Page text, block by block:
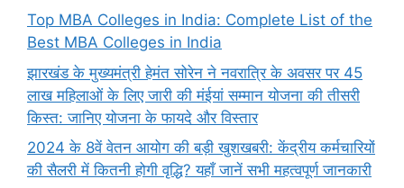
Top MBA Colleges in India: Complete List of the
Best MBA Colleges in India
झारखंड के मुख्यमंत्री हेमंत सोरेन ने नवरात्रि के अवसर पर 45
लाख महिलाओं के लिए जारी की मंईयां सम्मान योजना की तीसरी
किस्त: जानिए योजना के फायदे और विस्तार
2024 के 8वें वेतन आयोग की बड़ी खुशखबरी: केंद्रीय कर्मचारियों
की सैलरी में कितनी होगी वृद्धि? यहाँ जानें सभी महत्वपूर्ण जानकारी